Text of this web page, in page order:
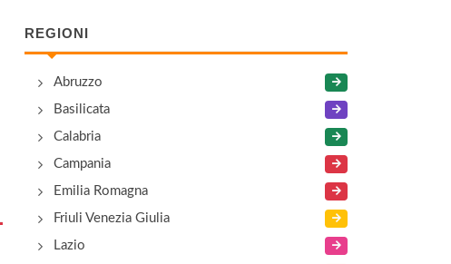
REGIONI
Abruzzo
Basilicata
Calabria
Campania
Emilia Romagna
Friuli Venezia Giulia
Lazio